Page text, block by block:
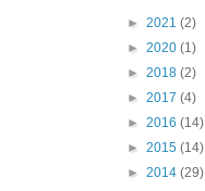
► 2021 (2)
► 2020 (1)
► 2018 (2)
► 2017 (4)
► 2016 (14)
► 2015 (14)
► 2014 (29)